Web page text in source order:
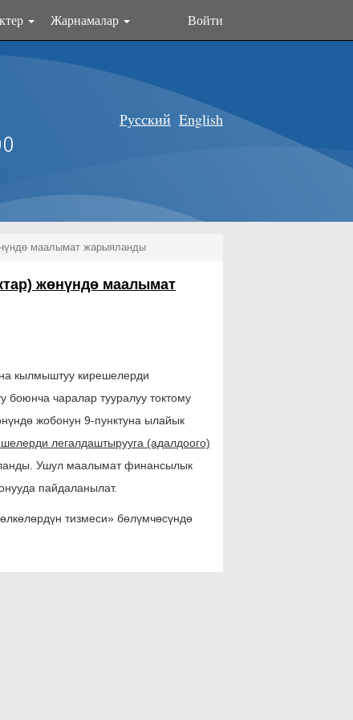
Жарнамалар Войти
Русский English
маалымат жарыяланды
жөнүндө маалымат
кылмыштуу кирешелерди
чаралар тууралуу токтому
жобонун 9-пунктуна ылайык
легалдаштырууга (адалдоого)
Ушул маалымат финансылык
пайдаланылат.
тизмеси» бөлүмчөсүндө